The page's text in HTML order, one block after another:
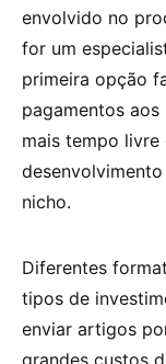
envolvido no
for um
primeira opção
pagamentos
mais tempo
nicho.
Diferentes
tipos de
enviar artigos